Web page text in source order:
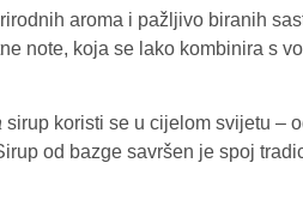
aroma i pažljivo biranih
note, koja se lako kombinira s
sirup koristi se u cijelom svijetu –
od bazge savršen je spoj